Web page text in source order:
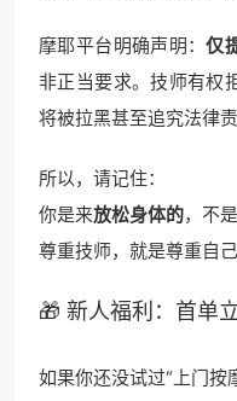
摩耶平台明确声明：仅
非正当要求。技师有权
将被拉黑甚至追究法律责
所以，请记住：
你是来放松身体的，不
尊重技师，就是尊重自己
🎁 新人福利：首单
如果你还没试过“上门按